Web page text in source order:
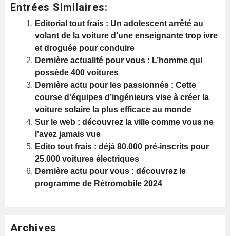
Entrées Similaires:
Editorial tout frais : Un adolescent arrêté au
volant de la voiture d’une enseignante trop ivre
et droguée pour conduire
Dernière actualité pour vous : L’homme qui
possède 400 voitures
Dernière actu pour les passionnés : Cette
course d’équipes d’ingénieurs vise à créer la
voiture solaire la plus efficace au monde
Sur le web : découvrez la ville comme vous ne
l’avez jamais vue
Edito tout frais : déjà 80.000 pré-inscrits pour
25.000 voitures électriques
Dernière actu pour vous : découvrez le
programme de Rétromobile 2024
Archives